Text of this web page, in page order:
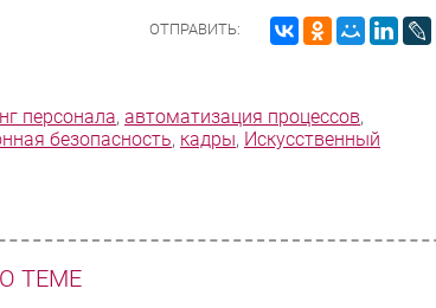
ОТПРАВИТЬ:
персонала, автоматизация процессов,
безопасность, кадры, Искусственный
ТЕМЕ